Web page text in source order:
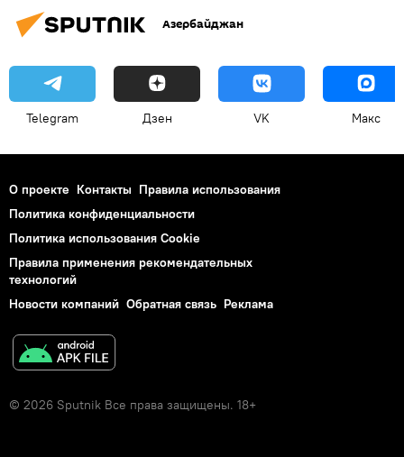
Азербайджан
Telegram Дзен VK Макс
О проекте Контакты Правила использования
Политика конфиденциальности
Политика использования Cookie
Правила применения рекомендательных
технологий
Новости компаний Обратная связь Реклама
© 2026 Sputnik Все права защищены. 18+